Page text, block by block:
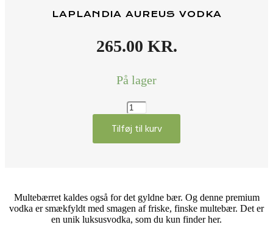
LAPLANDIA AUREUS VODKA
265.00 KR.
På lager
Laplandia
Vodka
antal
Tilføj til kurv
Multebærret kaldes også for det gyldne bær. Og denne premium
vodka er smækfyldt med smagen af friske, finske multebær. Det er
en unik luksusvodka, som du kun finder her.